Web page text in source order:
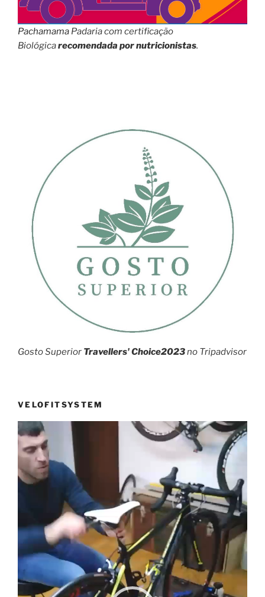
Pachamama Padaria com certificação
Biológicarecomendada por nutricionistas.
Gosto Superior Travellers' Choice2023no Tripadvisor
VELOFITSYSTEM
Reprodutor
de
vídeo